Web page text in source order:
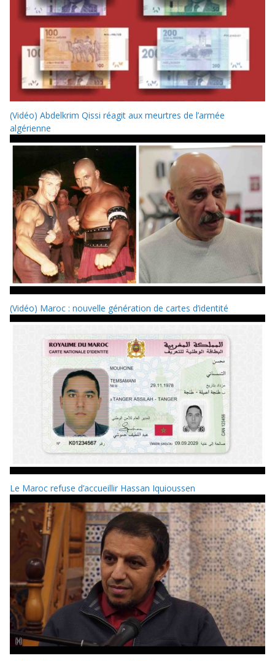
(Vidéo) Abdelkrim Qissi réagit aux meurtres de l’armée
algérienne
(Vidéo) Maroc : nouvelle génération de cartes d’identité
Le Maroc refuse d’accueillir Hassan Iquioussen